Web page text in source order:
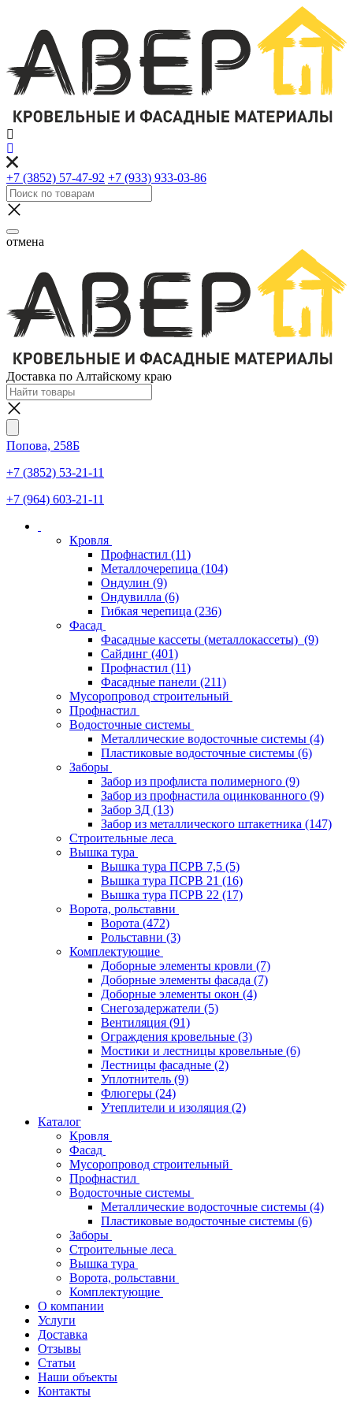
+7 (3852) 57-47-92 +7 (933) 933-03-86
отмена
Доставка по Алтайскому краю
Попова, 258Б
+7 (3852) 53-21-11
+7 (964) 603-21-11
Кровля
Профнастил (11)
Металлочерепица (104)
Ондулин (9)
Ондувилла (6)
Гибкая черепица (236)
Фасад
Фасадные кассеты (металлокассеты) (9)
Сайдинг (401)
Профнастил (11)
Фасадные панели (211)
Мусоропровод строительный
Профнастил
Водосточные системы
Металлические водосточные системы (4)
Пластиковые водосточные системы (6)
Заборы
Забор из профлиста полимерного (9)
Забор из профнастила оцинкованного (9)
Забор 3Д (13)
Забор из металлического штакетника (147)
Строительные леса
Вышка тура
Вышка тура ПСРВ 7,5 (5)
Вышка тура ПСРВ 21 (16)
Вышка тура ПСРВ 22 (17)
Ворота, рольставни
Ворота (472)
Рольставни (3)
Комплектующие
Доборные элементы кровли (7)
Доборные элементы фасада (7)
Доборные элементы окон (4)
Снегозадержатели (5)
Вентиляция (91)
Ограждения кровельные (3)
Мостики и лестницы кровельные (6)
Лестницы фасадные (2)
Уплотнитель (9)
Флюгеры (24)
Утеплители и изоляция (2)
Каталог
Кровля
Фасад
Мусоропровод строительный
Профнастил
Водосточные системы
Металлические водосточные системы (4)
Пластиковые водосточные системы (6)
Заборы
Строительные леса
Вышка тура
Ворота, рольставни
Комплектующие
О компании
Услуги
Доставка
Отзывы
Статьи
Наши объекты
Контакты